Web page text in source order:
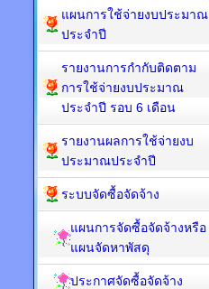
แผนการใช้จ่ายงบประมาณ
ประจำปี
รายงานการกำกับติดตาม
การใช้จ่ายงบประมาณ
ประจำปี รอบ 6 เดือน
รายงานผลการใช้จ่ายงบ
ประมาณประจำปี
ระบบจัดซื้อจัดจ้าง
แผนการจัดซื้อจัดจ้างหรือ
แผนจัดหาพัสดุ
ประกาศจัดซื้อจัดจ้าง